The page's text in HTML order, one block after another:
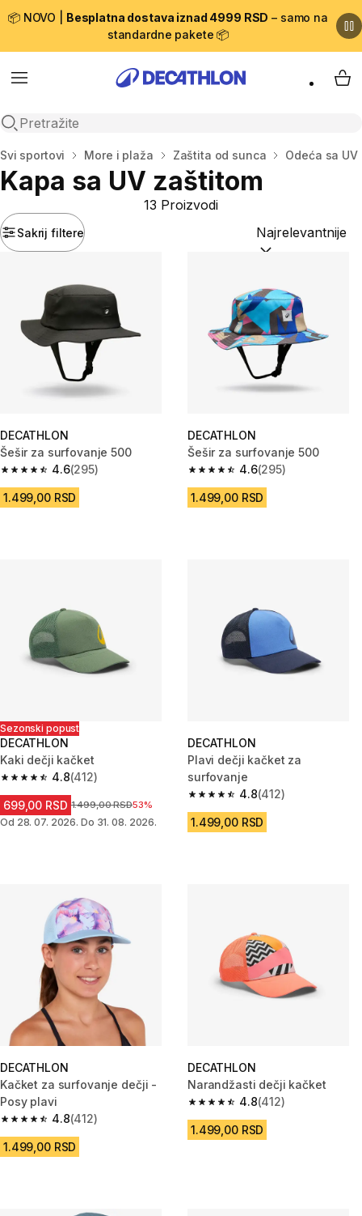
📦 NOVO | Besplatna dostava iznad 4999 RSD – samo na
standardne pakete 📦
Menu
Open search
My
Početna stranica
Svi sportovi More i plaža Zaštita od sunca Odeća sa
Kapa sa UV zaštitom
Sakrij filtere
13 Proizvodi
Sortiraj po:
DECATHLON
Šešir za surfovanje 500
4.6
4.6 od 5 zvezdica from 295 Recenzije
(295)
1.499,00 RSD
DECATHLON
Šešir za surfovanje 500
4.6
4.6 od 5 zvezdica from 295
(295)
1.499,00 RSD
Sezonski popust
DECATHLON
Kaki dečji kačket
4.8
4.8 od 5 zvezdica from 412 Recenzije
(412)
699,00 RSD Cena pre sniženja
1.499,00 RSD53%
Od 28. 07. 2026. Do 31. 08. 2026.
DECATHLON
Plavi dečji kačket za
surfovanje
4.8
4.8 od 5 zvezdica from 412
(412)
1.499,00 RSD
DECATHLON
Kačket za surfovanje dečji -
Posy plavi
4.8
4.8 od 5 zvezdica from 412 Recenzije
(412)
1.499,00 RSD
DECATHLON
Narandžasti dečji kačket
4.8
4.8 od 5 zvezdica from 412
(412)
1.499,00 RSD